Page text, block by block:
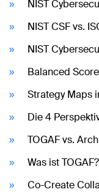
NIST
NIST CSF vs.
NIST
Balanced
Strategy Maps
Die 4
TOGAF vs.
Was ist TOGAF?
Co-Create